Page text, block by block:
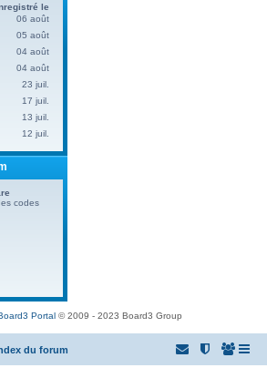
le
06 août
05 août
04 août
04 août
23 juil.
17 juil.
13 juil.
12 juil.
codes
Portal© 2009 - 2023 Board3 Group
du forum